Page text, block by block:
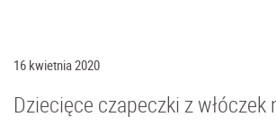
Dziecięce czapeczki z włóczek
16 kwietnia 2020